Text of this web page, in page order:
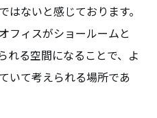
ないと感じております。
フィスがショールームと
れる空間になることで、よ
いて考えられる場所であ